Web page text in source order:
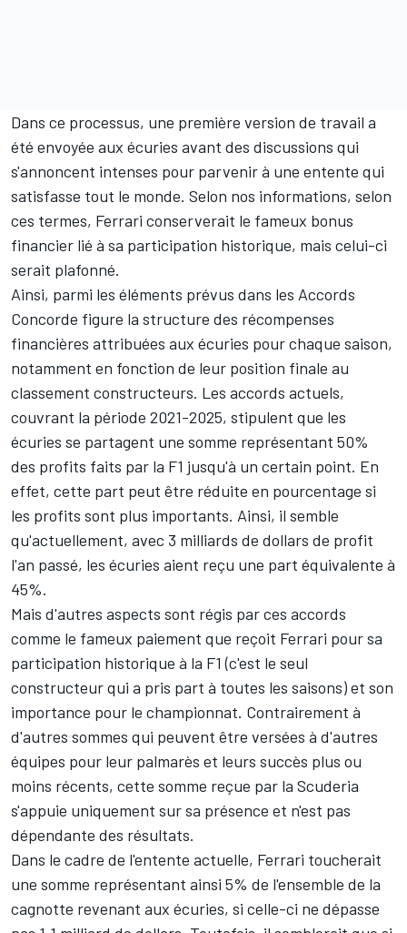
Dans ce processus, une première version de travail a
été envoyée aux écuries avant des discussions qui
s'annoncent intenses pour parvenir à une entente qui
satisfasse tout le monde. Selon nos informations, selon
ces termes, Ferrari conserverait le fameux bonus
financier lié à sa participation historique, mais celui-ci
serait plafonné.
Ainsi, parmi les éléments prévus dans les Accords
Concorde figure la structure des récompenses
financières attribuées aux écuries pour chaque saison,
notamment en fonction de leur position finale au
classement constructeurs. Les accords actuels,
couvrant la période 2021-2025, stipulent que les
écuries se partagent une somme représentant 50%
des profits faits par la F1 jusqu'à un certain point. En
effet, cette part peut être réduite en pourcentage si
les profits sont plus importants. Ainsi, il semble
qu'actuellement, avec 3 milliards de dollars de profit
l'an passé, les écuries aient reçu une part équivalente à
45%.
Mais d'autres aspects sont régis par ces accords
comme le fameux paiement que reçoit Ferrari pour sa
participation historique à la F1 (c'est le seul
constructeur qui a pris part à toutes les saisons) et son
importance pour le championnat. Contrairement à
d'autres sommes qui peuvent être versées à d'autres
équipes pour leur palmarès et leurs succès plus ou
moins récents, cette somme reçue par la Scuderia
s'appuie uniquement sur sa présence et n'est pas
dépendante des résultats.
Dans le cadre de l'entente actuelle, Ferrari toucherait
une somme représentant ainsi 5% de l'ensemble de la
cagnotte revenant aux écuries, si celle-ci ne dépasse